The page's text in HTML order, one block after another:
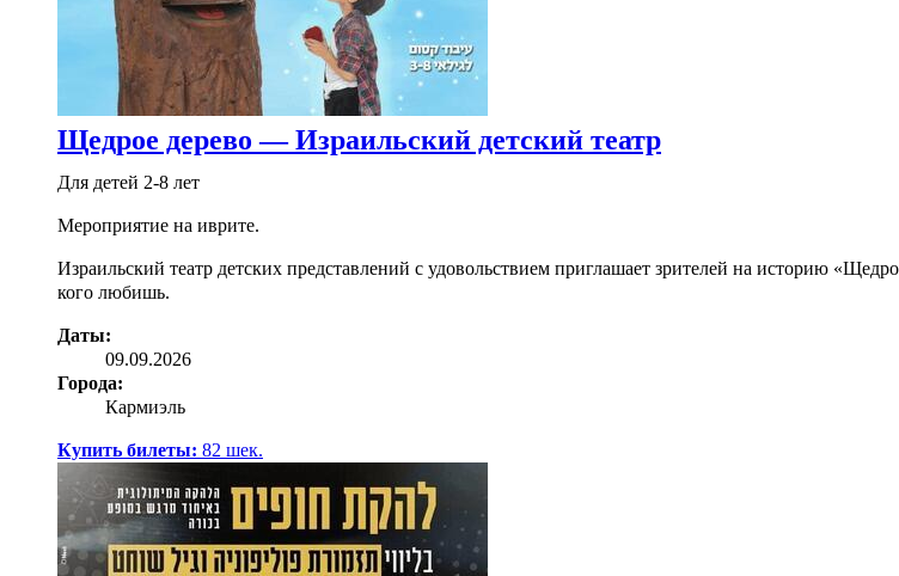
Щедрое дерево — Израильский детский театр
Для детей 2-8 лет
Мероприятие на иврите.
Израильский театр детских представлений с удовольствием приглашает зрителей на историю
кого любишь.
Даты:
09.09.2026
Города:
Кармиэль
Купить билеты: 82 шек.